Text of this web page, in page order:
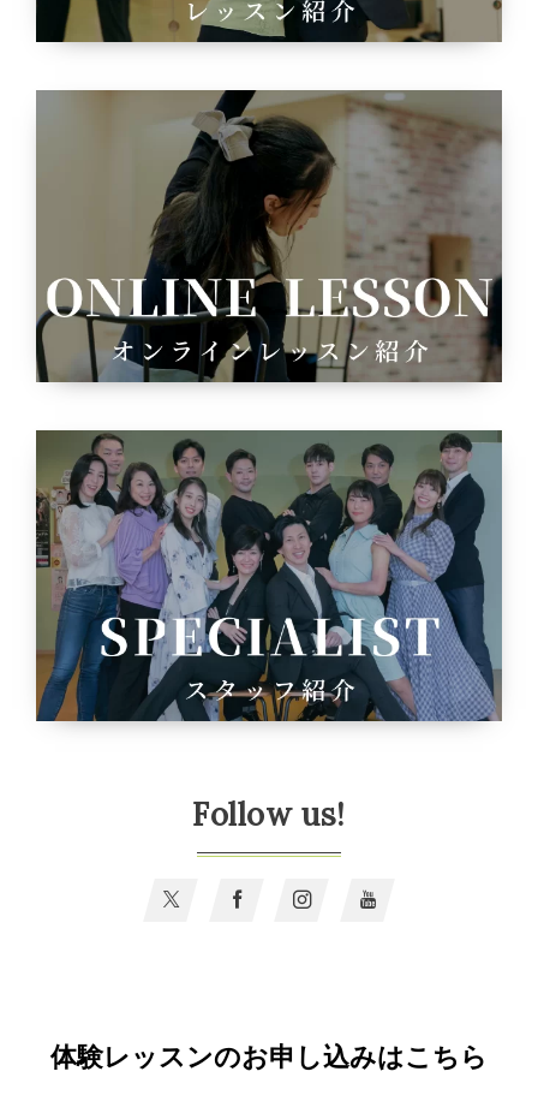
Follow us!
体験レッスンのお申し込みはこちら